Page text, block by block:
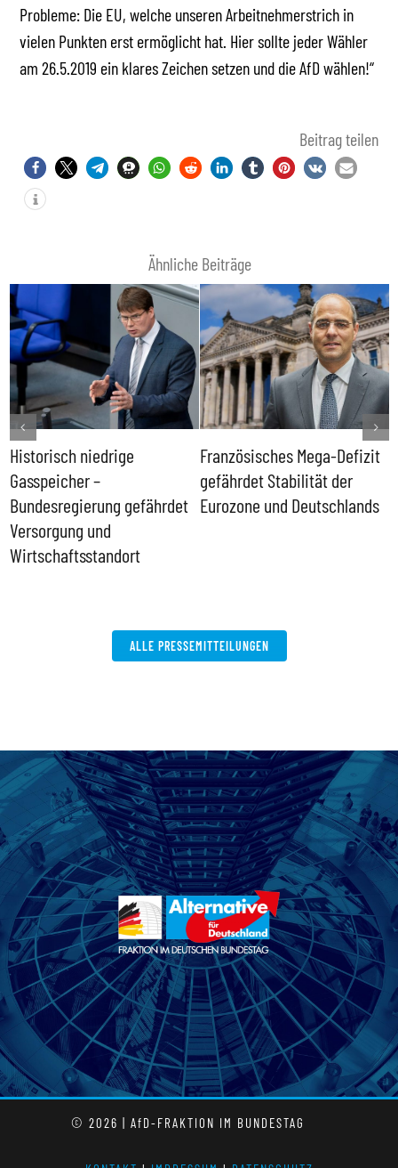
Probleme: Die EU, welche unseren Arbeitnehmerstrich in
vielen Punkten erst ermöglicht hat. Hier sollte jeder Wähler
am 26.5.2019 ein klares Zeichen setzen und die AfD wählen!“
Beitrag teilen
Ähnliche Beiträge
Historisch niedrige
Gasspeicher –
Bundesregierung gefährdet
Versorgung und
Wirtschaftsstandort
Französisches Mega-Defizit
gefährdet Stabilität der
Eurozone und Deutschlands
ALLE PRESSEMITTEILUNGEN
© 2026 | AfD-FRAKTION IM BUNDESTAG